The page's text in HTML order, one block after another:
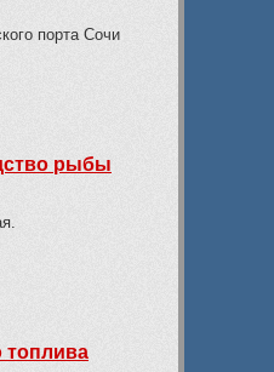
порта Сочи
рыбы
топлива